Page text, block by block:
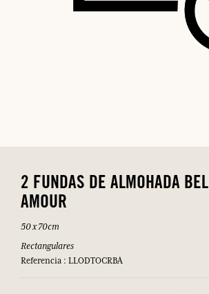
2 FUNDAS DE ALMOHADA BEL
AMOUR
50 x 70cm
Rectangulares
Referencia : LLODTOCRBA